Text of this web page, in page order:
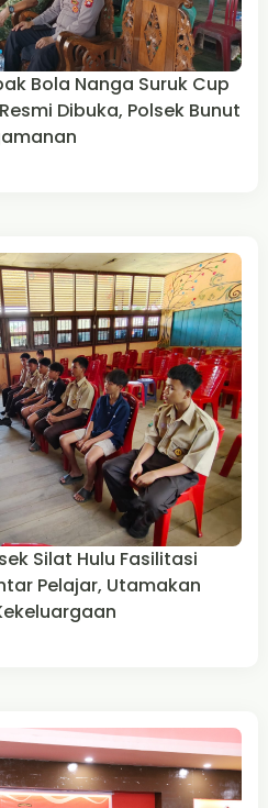
Bola Nanga Suruk Cup
Dibuka, Polsek Bunut
Silat Hulu Fasilitasi
Pelajar, Utamakan